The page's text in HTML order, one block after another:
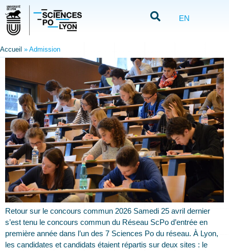
EN
Accueil » Admission
Retour sur le concours commun 2026 Samedi 25 avril dernier
s’est tenu le concours commun du Réseau ScPo d’entrée en
première année dans l’un des 7 Sciences Po du réseau. À Lyon,
les candidates et candidats étaient répartis sur deux sites : le